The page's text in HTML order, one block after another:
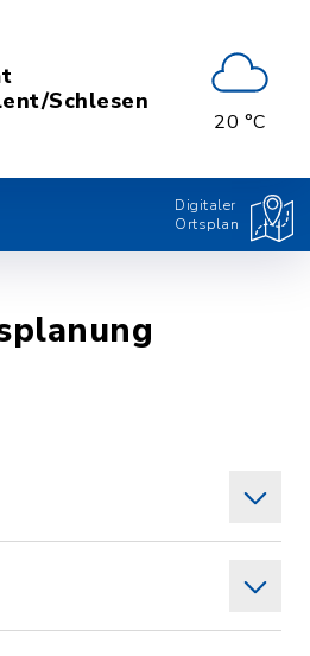
Schlesen
20 °C
Digitaler
Ortsplan